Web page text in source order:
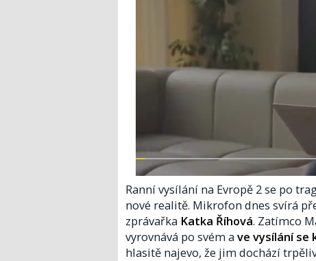
Ranní vysílání na Evropě 2 se po
nové realitě. Mikrofon dnes svírá
zprávařka Katka Říhová. Zatímco
vyrovnává po svém a ve vysílání se
hlasitě najevo, že jim dochází